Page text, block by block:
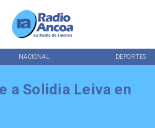
NACIONAL DEPORTES
a Solidia Leiva en